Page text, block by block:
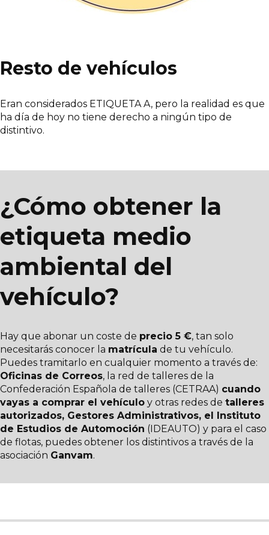
Resto de vehículos
Eran considerados ETIQUETA A, pero la realidad es que
ha día de hoy no tiene derecho a ningún tipo de
distintivo.
¿Cómo obtener la
etiqueta medio
ambiental del
vehículo?
Hay que abonar un coste de precio 5 €, tan solo
necesitarás conocer la matrícula de tu vehículo.
Puedes tramitarlo en cualquier momento a través de:
Oficinas de Correos, la red de talleres de la
Confederación Española de talleres (CETRAA) cuando
vayas a comprar el vehículo y otras redes de talleres
autorizados, Gestores Administrativos, el Instituto
de Estudios de Automoción (IDEAUTO) y para el caso
de flotas, puedes obtener los distintivos a través de la
asociación Ganvam.